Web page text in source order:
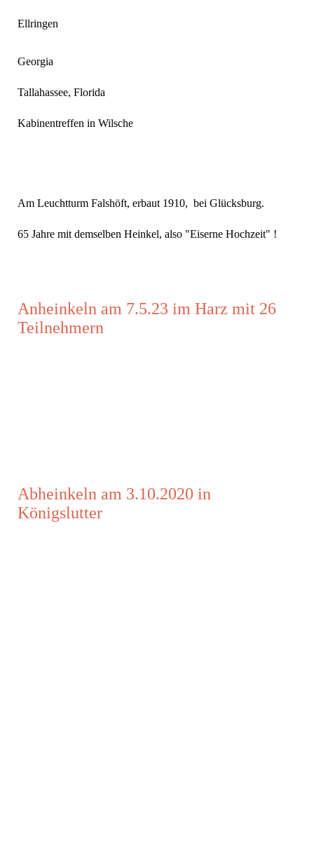
Ellringen
Georgia
Tallahassee, Florida
Kabinentreffen in Wilsche
Am Leuchtturm Falshöft, erbaut 1910, bei Glücksburg.
65 Jahre mit demselben Heinkel, also "Eiserne Hochzeit" !
Anheinkeln am 7.5.23 im Harz mit 26
Teilnehmern
Abheinkeln am 3.10.2020 in
Königslutter